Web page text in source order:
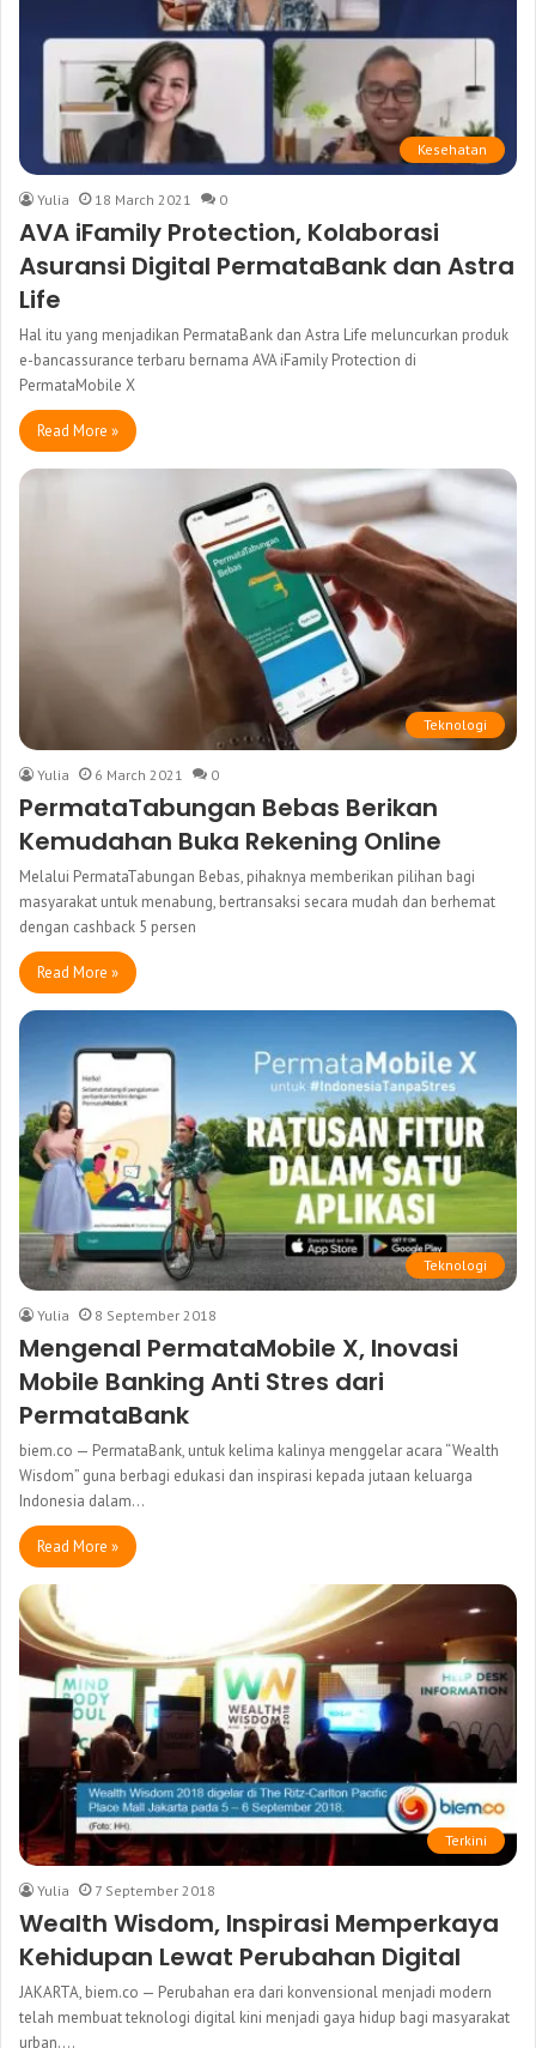
Kesehatan
Yulia 18 March 2021 0
AVA iFamily Protection, Kolaborasi
Asuransi Digital PermataBank dan Astra
Life
Hal itu yang menjadikan PermataBank dan Astra Life meluncurkan produk
e-bancassurance terbaru bernama AVA iFamily Protection di
PermataMobile X
Read More »
Teknologi
Yulia 6 March 2021 0
PermataTabungan Bebas Berikan
Kemudahan Buka Rekening Online
Melalui PermataTabungan Bebas, pihaknya memberikan pilihan bagi
masyarakat untuk menabung, bertransaksi secara mudah dan berhemat
dengan cashback 5 persen
Read More »
Teknologi
Yulia 8 September 2018
Mengenal PermataMobile X, Inovasi
Mobile Banking Anti Stres dari
PermataBank
biem.co — PermataBank, untuk kelima kalinya menggelar acara “Wealth
Wisdom” guna berbagi edukasi dan inspirasi kepada jutaan keluarga
Indonesia dalam…
Read More »
Terkini
Yulia 7 September 2018
Wealth Wisdom, Inspirasi Memperkaya
Kehidupan Lewat Perubahan Digital
JAKARTA, biem.co — Perubahan era dari konvensional menjadi modern
telah membuat teknologi digital kini menjadi gaya hidup bagi masyarakat
urban.…